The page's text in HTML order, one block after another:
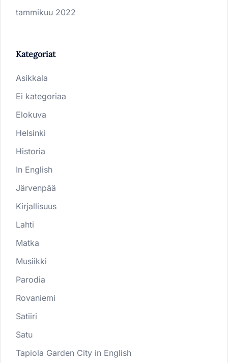
tammikuu 2022
Kategoriat
Asikkala
Ei kategoriaa
Elokuva
Helsinki
Historia
In English
Järvenpää
Kirjallisuus
Lahti
Matka
Musiikki
Parodia
Rovaniemi
Satiiri
Satu
Tapiola Garden City in English